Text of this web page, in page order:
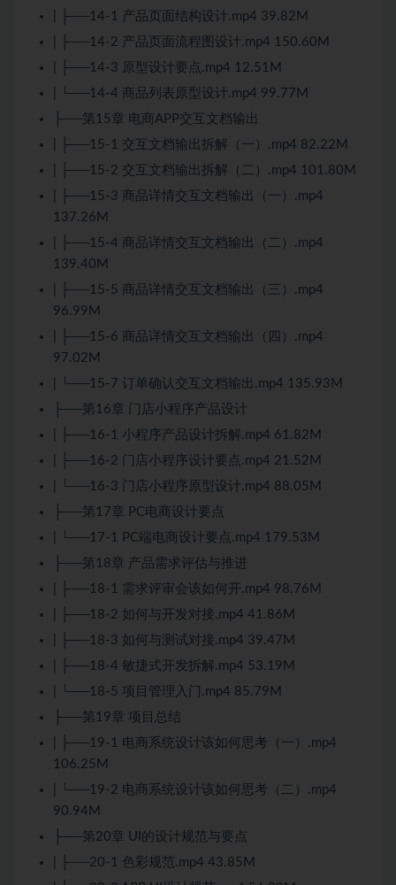
| ├──14-1 产品页面结构设计.mp4 39.82M
| ├──14-2 产品页面流程图设计.mp4 150.60M
| ├──14-3 原型设计要点.mp4 12.51M
| └──14-4 商品列表原型设计.mp4 99.77M
├──第15章 电商APP交互文档输出
| ├──15-1 交互文档输出拆解（一）.mp4 82.22M
| ├──15-2 交互文档输出拆解（二）.mp4 101.80M
| ├──15-3 商品详情交互文档输出（一）.mp4
137.26M
| ├──15-4 商品详情交互文档输出（二）.mp4
139.40M
| ├──15-5 商品详情交互文档输出（三）.mp4
96.99M
| ├──15-6 商品详情交互文档输出（四）.mp4
97.02M
| └──15-7 订单确认交互文档输出.mp4 135.93M
├──第16章 门店小程序产品设计
| ├──16-1 小程序产品设计拆解.mp4 61.82M
| ├──16-2 门店小程序设计要点.mp4 21.52M
| └──16-3 门店小程序原型设计.mp4 88.05M
├──第17章 PC电商设计要点
| └──17-1 PC端电商设计要点.mp4 179.53M
├──第18章 产品需求评估与推进
| ├──18-1 需求评审会该如何开.mp4 98.76M
| ├──18-2 如何与开发对接.mp4 41.86M
| ├──18-3 如何与测试对接.mp4 39.47M
| ├──18-4 敏捷式开发拆解.mp4 53.19M
| └──18-5 项目管理入门.mp4 85.79M
├──第19章 项目总结
| ├──19-1 电商系统设计该如何思考（一）.mp4
106.25M
| └──19-2 电商系统设计该如何思考（二）.mp4
90.94M
├──第20章 UI的设计规范与要点
| ├──20-1 色彩规范.mp4 43.85M